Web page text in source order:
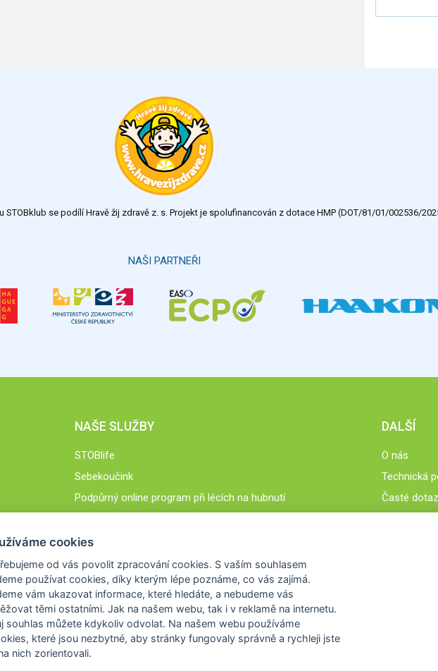
se podílí Hravě žij zdravě z. s. Projekt je spolufinancován z dotace HMP (DOT/81/01/002536/
NAŠI PARTNEŘI
NAŠE SLUŽBY
STOBlife
Sebekoučink
Podpůrný online program při lécích na hubnutí
DALŠÍ
O nás
Technická
Časté
cookies
od vás povolit zpracování cookies. S vaším souhlasem
používat cookies, díky kterým lépe poznáme, co vás zajímá.
vám ukazovat informace, které hledáte, a nebudeme vás
těmi ostatními. Jak na našem webu, tak i v reklamě na internetu.
souhlas můžete kdykoliv odvolat. Na našem webu používáme
které jsou nezbytné, aby stránky fungovaly správně a rychleji jste
nich zorientovali.